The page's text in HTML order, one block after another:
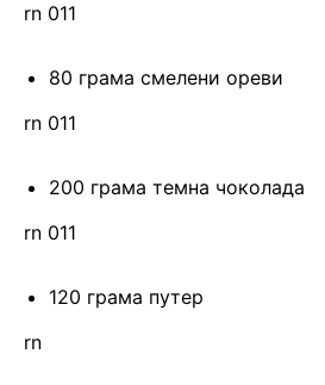
rn 011
80 грама смелени ореви
rn 011
200 грама темна чоколада
rn 011
120 грама путер
rn